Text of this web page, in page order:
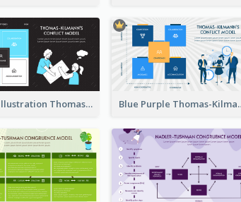
People Illustration Thomas-Kilmann’s Conflict Model Strategic Analysis Blue Purple